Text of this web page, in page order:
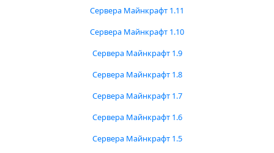
Сервера Майнкрафт 1.11
Сервера Майнкрафт 1.10
Сервера Майнкрафт 1.9
Сервера Майнкрафт 1.8
Сервера Майнкрафт 1.7
Сервера Майнкрафт 1.6
Сервера Майнкрафт 1.5